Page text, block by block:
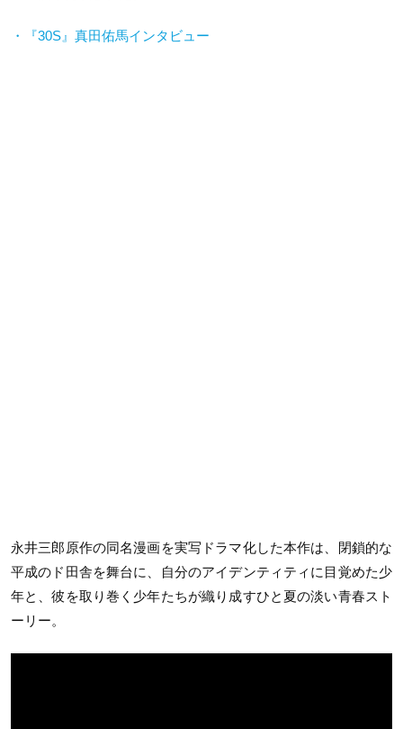
・『30S』真田佑馬インタビュー
永井三郎原作の同名漫画を実写ドラマ化した本作は、閉鎖的な
平成のド田舎を舞台に、自分のアイデンティティに目覚めた少
年と、彼を取り巻く少年たちが織り成すひと夏の淡い青春スト
ーリー。